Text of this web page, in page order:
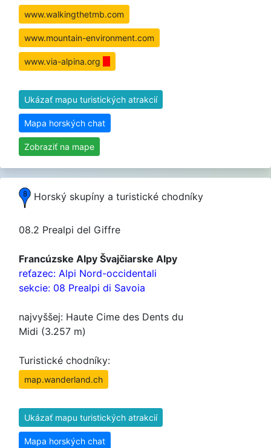
www.walkingthetmb.com
www.mountain-environment.com
www.via-alpina.org
Ukázať mapu turistických atrakcií
Mapa horských chat
Zobraziť na mape
Horský skupíny a turistické chodníky
08.2 Prealpi del Giffre
Francúzske Alpy Švajčiarske Alpy
reťazec: Alpi Nord-occidentali
sekcie: 08 Prealpi di Savoia
najvyššej: Haute Cime des Dents du
Midi (3.257 m)
Turistické chodníky:
map.wanderland.ch
Ukázať mapu turistických atrakcií
Mapa horských chat